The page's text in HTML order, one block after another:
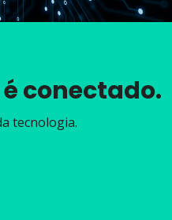
conectado.
tecnologia.